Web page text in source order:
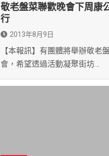
敬老盤菜聯歡晚會下周康
行
2013年8月9日
【本報訊】有團體將舉辦敬老
會，希望透過活動凝聚街坊…